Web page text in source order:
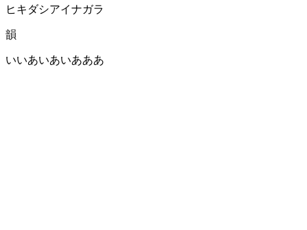
ヒキダシアイナガラ
韻
いいあいあいあああ